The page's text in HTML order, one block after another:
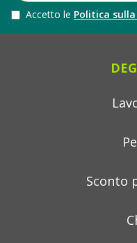
Accetto le Politica
Sconto